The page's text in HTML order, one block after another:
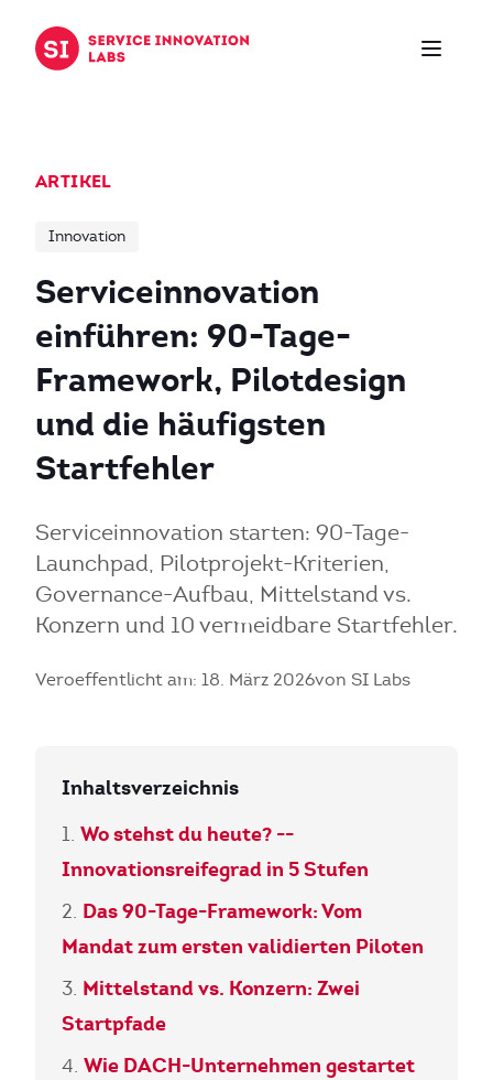
ARTIKEL
Innovation
Serviceinnovation
einführen: 90-Tage-
Framework, Pilotdesign
und die häufigsten
Startfehler
Serviceinnovation starten: 90-Tage-
Launchpad, Pilotprojekt-Kriterien,
Governance-Aufbau, Mittelstand vs.
Konzern und 10 vermeidbare Startfehler.
Veroeffentlicht am: 18. März 2026von SI Labs
Inhaltsverzeichnis
Wo stehst du heute? --
Innovationsreifegrad in 5 Stufen
Das 90-Tage-Framework: Vom
Mandat zum ersten validierten Piloten
Mittelstand vs. Konzern: Zwei
Startpfade
Wie DACH-Unternehmen gestartet